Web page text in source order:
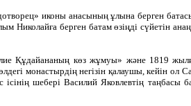
иконы анасының ұлына берген
Николайға берген батам өзіңді сүйетін
Құдайананың көз жұмуы» және 1819
монастырдің негізін қалаушы, кейін ол
шебері Василий Яковлевтің таңбасы